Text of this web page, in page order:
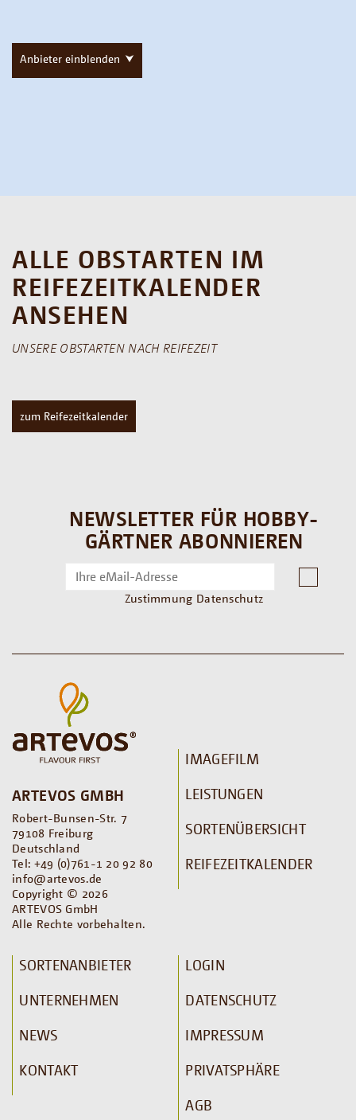
Anbieter einblenden
ALLE OBSTARTEN IM
REIFEZEITKALENDER
ANSEHEN
UNSERE OBSTARTEN NACH REIFEZEIT
zum Reifezeitkalender
NEWSLETTER FÜR HOBBY-
GÄRTNER ABONNIEREN
Zustimmung Datenschutz
ARTEVOS GMBH
Robert-Bunsen-Str. 7
79108 Freiburg
Deutschland
Tel: +49 (0)761-1 20 92 80
info@artevos.de
Copyright © 2026
ARTEVOS GmbH
Alle Rechte vorbehalten.
IMAGEFILM
LEISTUNGEN
SORTENÜBERSICHT
REIFEZEITKALENDER
SORTENANBIETER
UNTERNEHMEN
NEWS
KONTAKT
LOGIN
DATENSCHUTZ
IMPRESSUM
PRIVATSPHÄRE
AGB